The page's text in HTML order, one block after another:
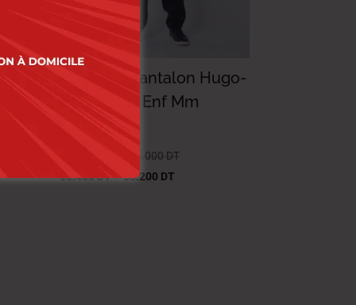
Paterson Pantalon Hugo-
50 Ego480 Enf Mm
Garçon.
104.000 DT
66.400DT–83.200 DT